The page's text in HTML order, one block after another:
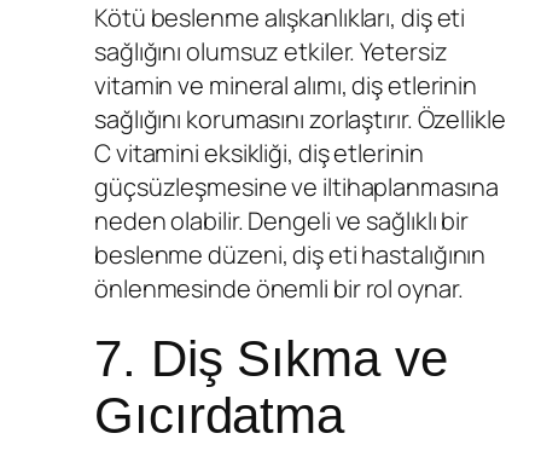
Kötü beslenme alışkanlıkları, diş eti
sağlığını olumsuz etkiler. Yetersiz
vitamin ve mineral alımı, diş etlerinin
sağlığını korumasını zorlaştırır. Özellikle
C vitamini eksikliği, diş etlerinin
güçsüzleşmesine ve iltihaplanmasına
neden olabilir. Dengeli ve sağlıklı bir
beslenme düzeni, diş eti hastalığının
önlenmesinde önemli bir rol oynar.
7. Diş Sıkma ve
Gıcırdatma